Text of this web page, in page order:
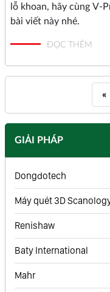
GIẢI PHÁP
Dongdotech
Máy quét 3D
Renishaw
Baty International
Mahr
lỗ khoan, hãy cùng V-
bài viết này nhé.
ĐỌC THÊM
«